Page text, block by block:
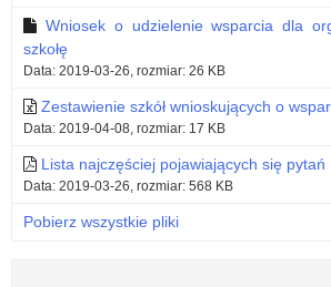
Wniosek o udzielenie wsparcia dla
szkołę
Data: 2019-03-26, rozmiar: 26 KB
Zestawienie szkół wnioskujących o
Data: 2019-04-08, rozmiar: 17 KB
Lista najczęściej pojawiających się pytań
Data: 2019-03-26, rozmiar: 568 KB
Pobierz wszystkie pliki